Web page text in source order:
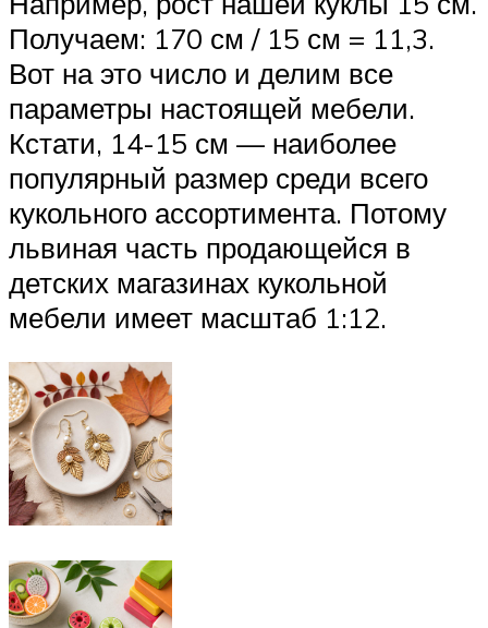
Получаем: 170 см / 15 см = 11,3.
Вот на это число и делим все
параметры настоящей мебели.
Кстати, 14-15 см — наиболее
популярный размер среди всего
кукольного ассортимента. Потому
львиная часть продающейся в
детских магазинах кукольной
мебели имеет масштаб 1:12.